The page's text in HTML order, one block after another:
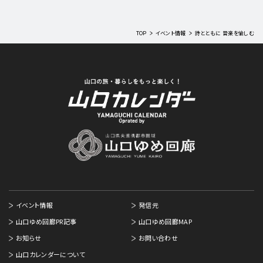
TOP イベント情報 詩とともに 音楽を愉しむ
イベント情報
発信元
山口ゆめ回廊PR記事
山口ゆめ回廊MAP
お知らせ
お問い合わせ
山口カレンダーについて